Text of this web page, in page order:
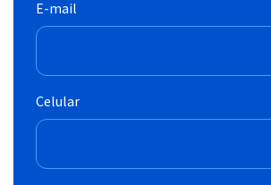
E-mail
Celular